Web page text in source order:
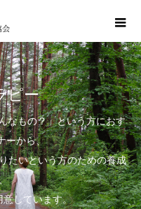
ピー
なもの？」という方におす
ーから、
たいという方のための養成
意しています。